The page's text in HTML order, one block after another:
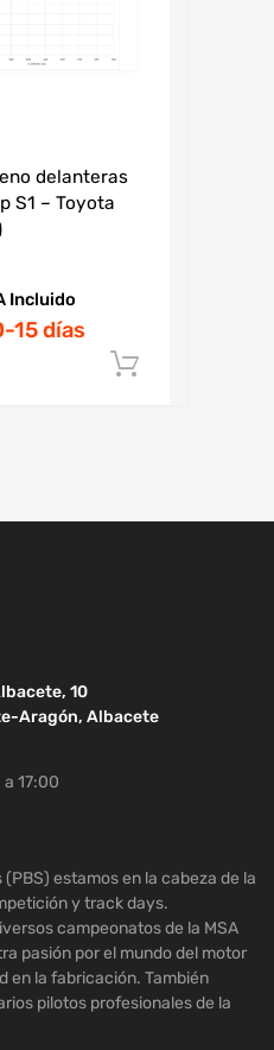
delanteras
S1 – Toyota
Incluido
15 días
10
Aragón, Albacete
17:00
estamos en la cabeza de la
y track days.
campeonatos de la MSA
pasión por el mundo del motor
en la fabricación. También
pilotos profesionales de la